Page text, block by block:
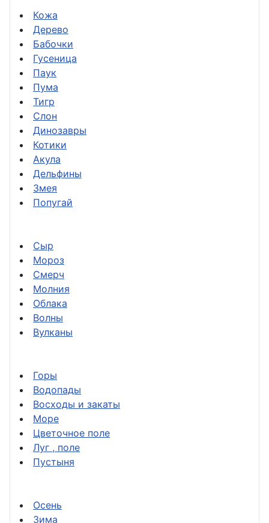
Кожа
Дерево
Бабочки
Гусеница
Паук
Пума
Тигр
Слон
Динозавры
Котики
Акула
Дельфины
Змея
Попугай
Сыр
Мороз
Смерч
Молния
Облака
Волны
Вулканы
Горы
Водопады
Восходы и закаты
Море
Цветочное поле
Луг , поле
Пустыня
Осень
Зима